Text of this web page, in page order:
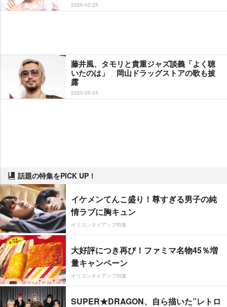
2026-02-25
藤井風、タモリと貴重ジャズ談義「よく聴
いたのは」 岡山ドラッグストアの歌も披
露
2025-09-05
話題の特集をPICK UP！
イケメンてんこ盛り！尊すぎる男子の純
情ラブに胸キュン
オリコンタイアップ特集
大好評につき再び！ファミマ名物45％増
量キャンペーン
オリコンタイアップ特集
SUPER★DRAGON、自ら描いた”レトロ